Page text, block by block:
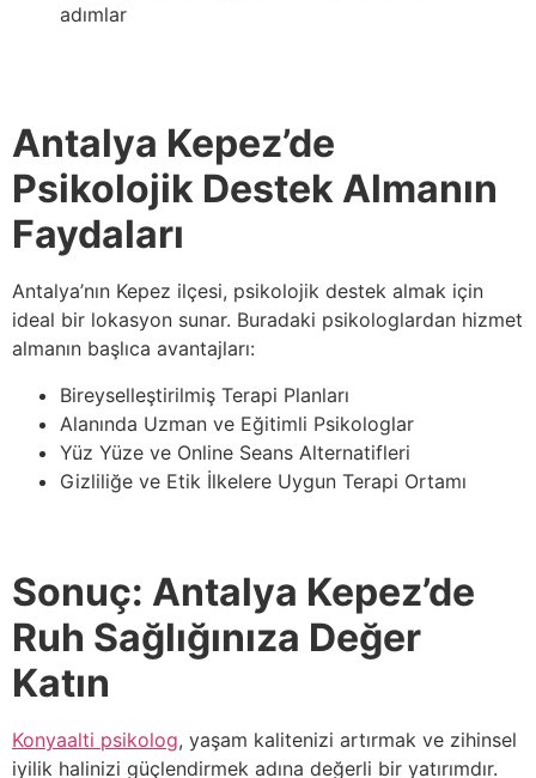
adımlar
Antalya Kepez’de
Psikolojik Destek Almanın
Faydaları
Antalya’nın Kepez ilçesi, psikolojik destek almak için
ideal bir lokasyon sunar. Buradaki psikologlardan hizmet
almanın başlıca avantajları:
Bireyselleştirilmiş Terapi Planları
Alanında Uzman ve Eğitimli Psikologlar
Yüz Yüze ve Online Seans Alternatifleri
Gizliliğe ve Etik İlkelere Uygun Terapi Ortamı
Sonuç: Antalya Kepez’de
Ruh Sağlığınıza Değer
Katın
Konyaalti psikolog, yaşam kalitenizi artırmak ve zihinsel
iyilik halinizi güçlendirmek adına değerli bir yatırımdır.